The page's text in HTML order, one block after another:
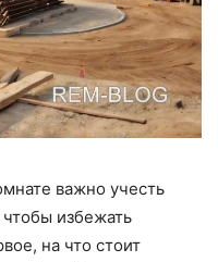
важно учесть
избежать
на что стоит